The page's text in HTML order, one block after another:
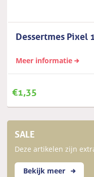
Dessertmes Pixel
Meer informatie
€1,35
SALE
Deze artikelen zijn
Bekijk meer